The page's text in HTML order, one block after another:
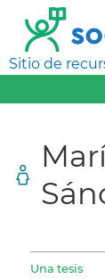
Sitio de
Una tesis